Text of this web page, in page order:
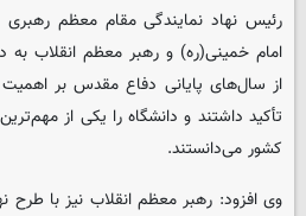
رئیس نهاد نمایندگی مقام معظم رهبری
امام خمینی(ره) و رهبر معظم انقلاب به
از سال‌های پایانی دفاع مقدس بر
تأکید داشتند و دانشگاه را یکی از
کشور می‌دانستند.
وی افزود: رهبر معظم انقلاب نیز با